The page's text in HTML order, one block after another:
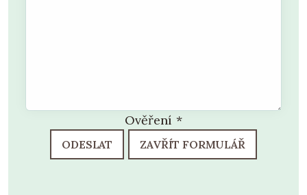
Ověření *
ODESLAT ZAVŘÍT FORMULÁŘ